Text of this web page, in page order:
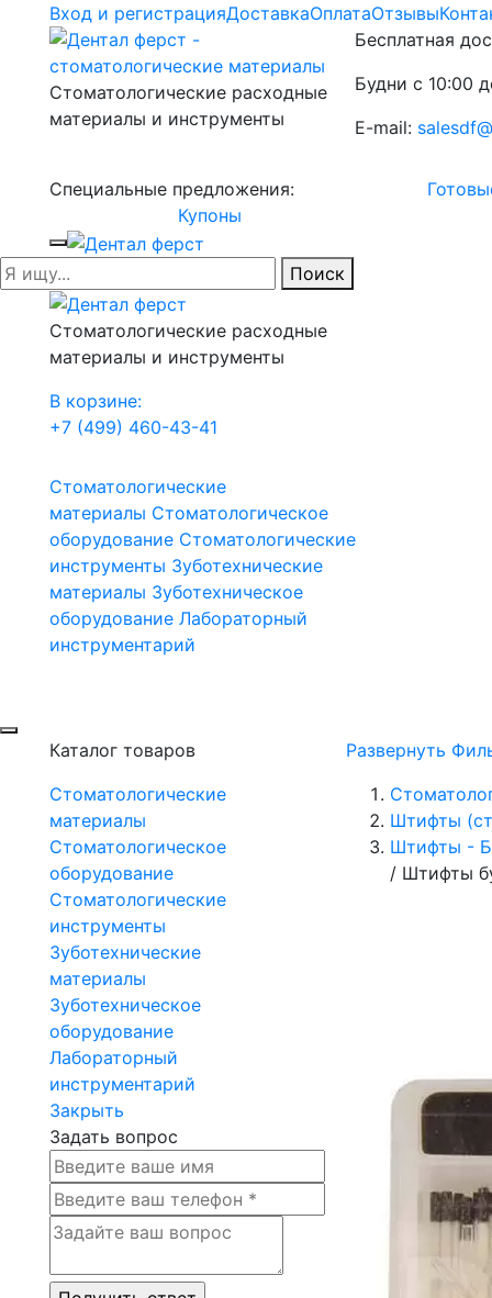
Вход и регистрацияДоставкаОплатаОтзывы
Стоматологические расходные
материалы и инструменты
Бесплатная
Будни с 10:00
E-mail:
Специальные предложения:
Купоны
Поиск
Стоматологические расходные
материалы и инструменты
В корзине:
+7 (499) 460-43-41
Стоматологические
материалы Стоматологическое
оборудование Стоматологические
инструменты Зуботехнические
материалы Зуботехническое
оборудование Лабораторный
инструментарий
Каталог товаров
Стоматологические
материалы
Стоматологическое
оборудование
Стоматологические
инструменты
Зуботехнические
материалы
Зуботехническое
оборудование
Лабораторный
инструментарий
Закрыть
Задать вопрос
Развернуть
Штифты
Штифты -
/ Штифты